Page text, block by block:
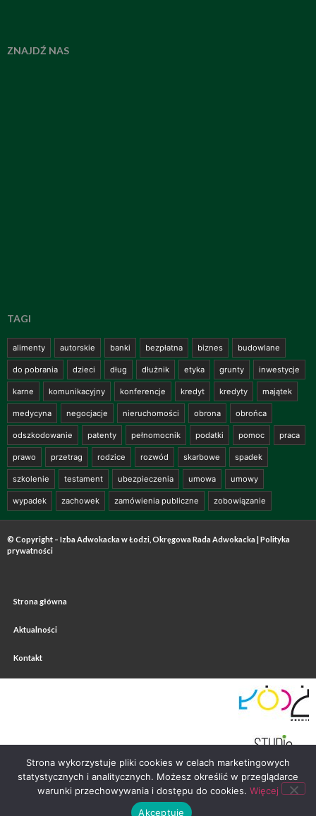
ZNAJDŹ NAS
TAGI
alimenty autorskie banki bezpłatna biznes budowlane
do pobrania dzieci dług dłużnik etyka grunty inwestycje
karne komunikacyjny konferencje kredyt kredyty majątek
medycyna negocjacje nieruchomości obrona obrońca
odszkodowanie patenty pełnomocnik podatki pomoc praca
prawo przetrag rodzice rozwód skarbowe spadek
szkolenie testament ubezpieczenia umowa umowy
wypadek zachowek zamówienia publiczne zobowiązanie
© Copyright – Izba Adwokacka w Łodzi, Okręgowa Rada Adwokacka | Polityka
prywatności
Strona główna
Aktualności
Kontakt
Strona wykorzystuje pliki cookies w celach marketingowych
statystycznych i analitycznych. Możesz określić w przeglądarce
warunki przechowywania i dostępu do cookies. Więcej
Akceptuję